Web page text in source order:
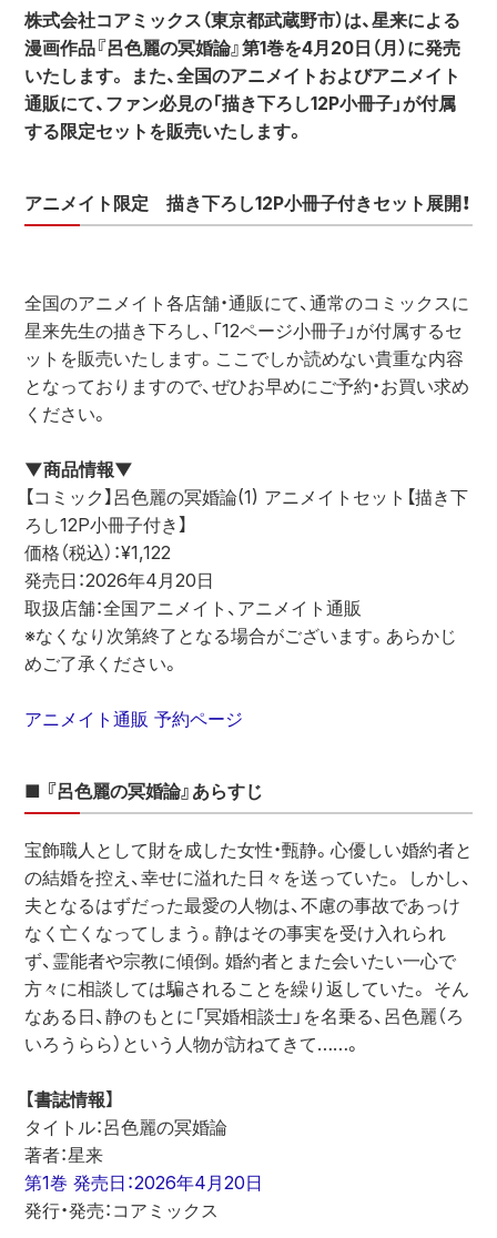
株式会社コアミックス（東京都武蔵野市）は、星来による
漫画作品『呂色麗の冥婚論』第1巻を4月20日（月）に発売
いたします。 また、全国のアニメイトおよびアニメイト
通販にて、ファン必見の「描き下ろし12P小冊子」が付属
する限定セットを販売いたします。
アニメイト限定　描き下ろし12P小冊子付きセット展開！
全国のアニメイト各店舗・通販にて、通常のコミックスに
星来先生の描き下ろし、「12ページ小冊子」が付属するセ
ットを販売いたします。ここでしか読めない貴重な内容
となっておりますので、ぜひお早めにご予約・お買い求め
ください。
▼商品情報▼
【コミック】呂色麗の冥婚論(1) アニメイトセット【描き下
ろし12P小冊子付き】
価格（税込）：¥1,122
発売日：2026年4月20日
取扱店舗：全国アニメイト、アニメイト通販
※なくなり次第終了となる場合がございます。あらかじ
めご了承ください。
アニメイト通販 予約ページ
■ 『呂色麗の冥婚論』あらすじ
宝飾職人として財を成した女性・甄静。心優しい婚約者と
の結婚を控え、幸せに溢れた日々を送っていた。 しかし、
夫となるはずだった最愛の人物は、不慮の事故であっけ
なく亡くなってしまう。静はその事実を受け入れられ
ず、霊能者や宗教に傾倒。婚約者とまた会いたい一心で
方々に相談しては騙されることを繰り返していた。 そん
なある日、静のもとに「冥婚相談士」を名乗る、呂色麗（ろ
いろうらら）という人物が訪ねてきて……。
【書誌情報】
タイトル：呂色麗の冥婚論
著者：星来
第1巻 発売日：2026年4月20日
発行・発売：コアミックス